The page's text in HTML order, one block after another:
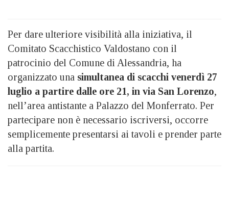
Per dare ulteriore visibilità alla iniziativa, il
Comitato Scacchistico Valdostano con il
patrocinio del Comune di Alessandria, ha
organizzato una simultanea di scacchi venerdì 27
luglio a partire dalle ore 21, in via San Lorenzo,
nell’area antistante a Palazzo del Monferrato. Per
partecipare non è necessario iscriversi, occorre
semplicemente presentarsi ai tavoli e prender parte
alla partita.